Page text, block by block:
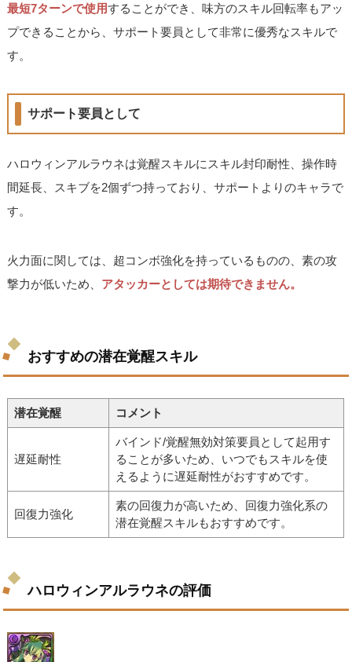
最短7ターンで使用することができ、味方のスキル回転率もアッ
プできることから、サポート要員として非常に優秀なスキルで
す。
サポート要員として
ハロウィンアルラウネは覚醒スキルにスキル封印耐性、操作時
間延長、スキブを2個ずつ持っており、サポートよりのキャラで
す。
火力面に関しては、超コンボ強化を持っているものの、素の攻
撃力が低いため、 アタッカーとしては期待できません。
おすすめの潜在覚醒スキル
潜在覚醒 コメント
遅延耐性
バインド/覚醒無効対策要員として起用す
ることが多いため、いつでもスキルを使
えるように遅延耐性がおすすめです。
回復力強化
素の回復力が高いため、回復力強化系の
潜在覚醒スキルもおすすめです。
ハロウィンアルラウネの評価